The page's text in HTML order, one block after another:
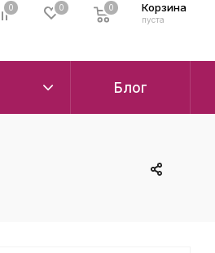
0 0 Корзина
0
пуста
0
Блог